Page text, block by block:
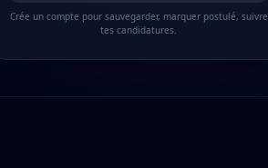
Crée un compte pour sauvegarder, marquer postulé, suivre
tes candidatures.